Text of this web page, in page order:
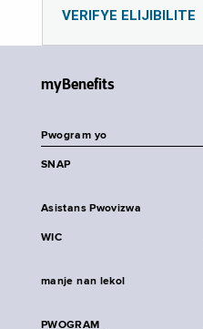
VERIFYE ELIJIBILITE
myBenefits
Pwogram yo
SNAP
Asistans Pwovizwa
WIC
manje nan lekol
PWOGRAM